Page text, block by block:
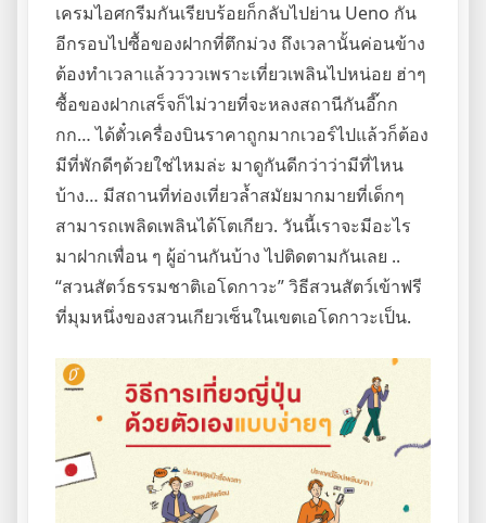
เครมไอศกรีมกันเรียบร้อยก็กลับไปย่าน Ueno กัน
อีกรอบไปซื้อของฝากที่ตึกม่วง ถึงเวลานั้นค่อนข้าง
ต้องทำเวลาแล้ววววเพราะเที่ยวเพลินไปหน่อย ฮ่าๆ
ซื้อของฝากเสร็จก็ไม่วายที่จะหลงสถานีกันอี๊กก
กก… ได้ตั๋วเครื่องบินราคาถูกมากเวอร์ไปแล้วก็ต้อง
มีที่พักดีๆด้วยใช่ไหมล่ะ มาดูกันดีกว่าว่ามีที่ไหน
บ้าง… มีสถานที่ท่องเที่ยวล้ำสมัยมากมายที่เด็กๆ
สามารถเพลิดเพลินได้โตเกียว. วันนี้เราจะมีอะไร
มาฝากเพื่อน ๆ ผู้อ่านกันบ้าง ไปติดตามกันเลย ..
“สวนสัตว์ธรรมชาติเอโดกาวะ” วิธีสวนสัตว์เข้าฟรี
ที่มุมหนึ่งของสวนเกียวเซ็นในเขตเอโดกาวะเป็น.